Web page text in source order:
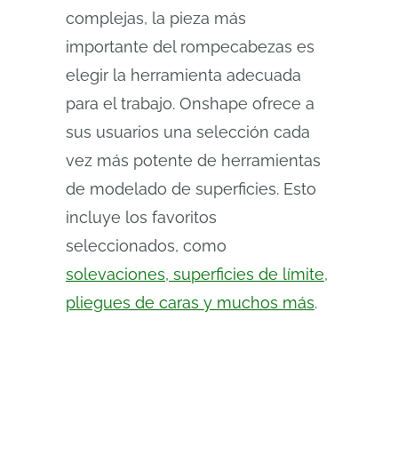
complejas, la pieza más
importante del rompecabezas es
elegir la herramienta adecuada
para el trabajo. Onshape ofrece a
sus usuarios una selección cada
vez más potente de herramientas
de modelado de superficies. Esto
incluye los favoritos
seleccionados, como
solevaciones, superficies de límite,
pliegues de caras y muchos más.